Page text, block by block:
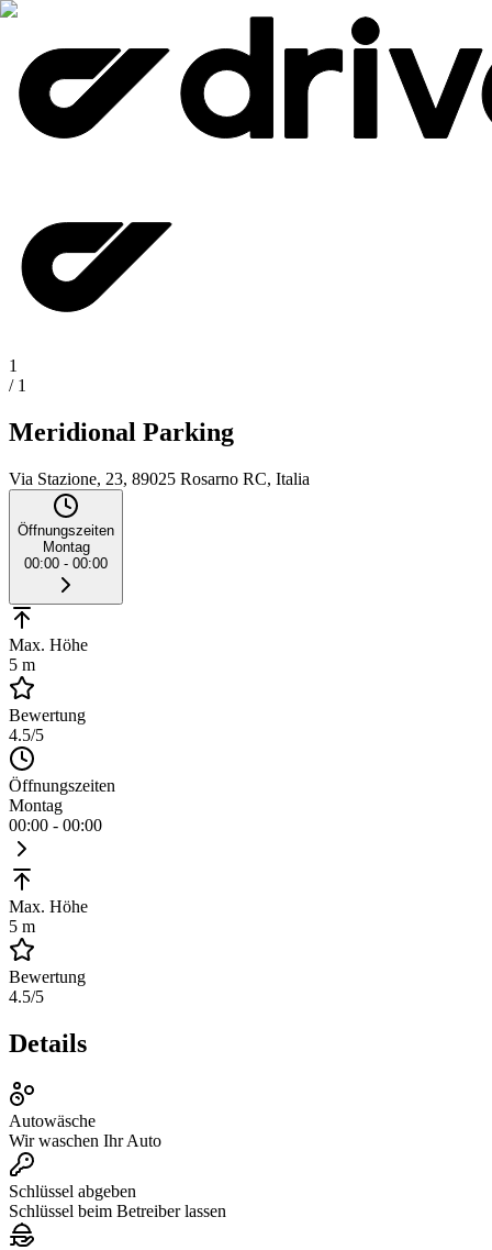
1
/ 1
Meridional Parking
Via Stazione, 23, 89025 Rosarno RC, Italia
Öffnungszeiten
Montag
00:00 - 00:00
Max. Höhe
5 m
Bewertung
4.5/5
Öffnungszeiten
Montag
00:00 - 00:00
Max. Höhe
5 m
Bewertung
4.5/5
Details
Autowäsche
Wir waschen Ihr Auto
Schlüssel abgeben
Schlüssel beim Betreiber lassen